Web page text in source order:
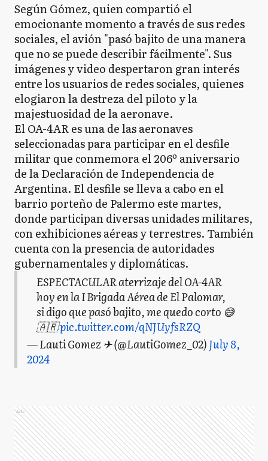
Según Gómez, quien compartió el
emocionante momento a través de sus redes
sociales, el avión "pasó bajito de una manera
que no se puede describir fácilmente". Sus
imágenes y video despertaron gran interés
entre los usuarios de redes sociales, quienes
elogiaron la destreza del piloto y la
majestuosidad de la aeronave.
El OA-4AR es una de las aeronaves
seleccionadas para participar en el desfile
militar que conmemora el 206º aniversario
de la Declaración de Independencia de
Argentina. El desfile se lleva a cabo en el
barrio porteño de Palermo este martes,
donde participan diversas unidades militares,
con exhibiciones aéreas y terrestres. También
cuenta con la presencia de autoridades
gubernamentales y diplomáticas.
ESPECTACULAR aterrizaje del OA-4AR
hoy en la I Brigada Aérea de El Palomar,
si digo que pasó bajito, me quedo corto 😅
🇦🇷pic.twitter.com/qNJUyfsRZQ
— Lauti Gomez ✈ (@LautiGomez_02)July 8,
2024
Ads